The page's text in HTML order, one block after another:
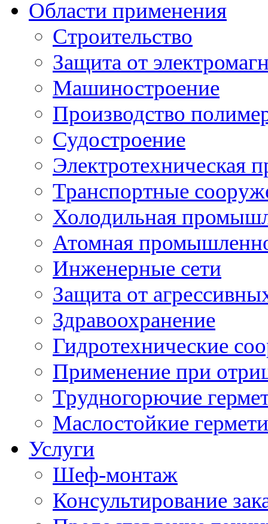
Области применения
Строительство
Защита от
Машиностроение
Производство
Судостроение
Электротехническая
Транспортные
Холодильная
Атомная
Инженерные сети
Защита от
Здравоохранение
Гидротехнические
Применение при
Трудногорючие
Маслостойкие
Услуги
Шеф-монтаж
Консультирование